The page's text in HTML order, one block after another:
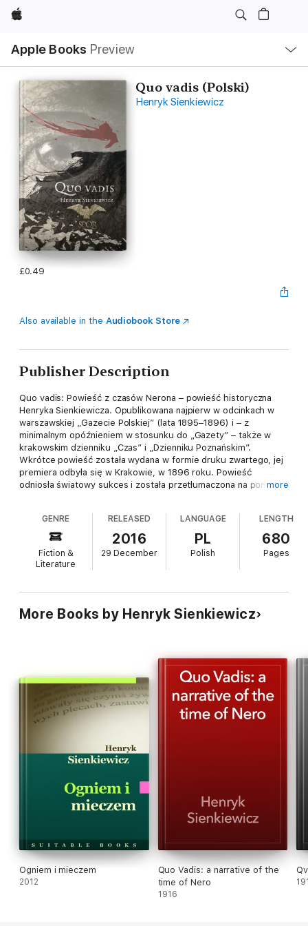
Apple
Apple Books Preview
Nav
Open
Menu
Quo vadis (Polski)
Henryk Sienkiewicz
£0.49
Also available in the Audiobook Store
Publisher Description
Quo vadis: Powieść z czasów Nerona – powieść historyczna
Henryka Sienkiewicza. Opublikowana najpierw w odcinkach w
warszawskiej „Gazecie Polskiej” (lata 1895–1896) i – z
minimalnym opóźnieniem w stosunku do „Gazety” – także w
krakowskim dzienniku „Czas” i „Dzienniku Poznańskim”.
Wkrótce powieść została wydana w formie druku zwartego, jej
premiera odbyła się w Krakowie, w 1896 roku. Powieść
odniosła światowy sukces i została przetłumaczona na ponad
Ossolineum znajduje się 39 luźnych kart pierwszego szkicu
powieści. Rękopis BN został zakupiony od spadkobierców
Leopolda Kronenberga. Karty znajdujące się w zbiorach
Ossolineum pochodzą ze zbiorów rodziny pisarza z Oblęgorka.
more
GENRE
Fiction &
Literature
RELEASED
2016
29 December
LANGUAGE
PL
Polish
LENGTH
680
Pages
More Books by Henryk Sienkiewicz
Ogniem i mieczem
2012
Quo Vadis: a narrative of the
time of Nero
1916